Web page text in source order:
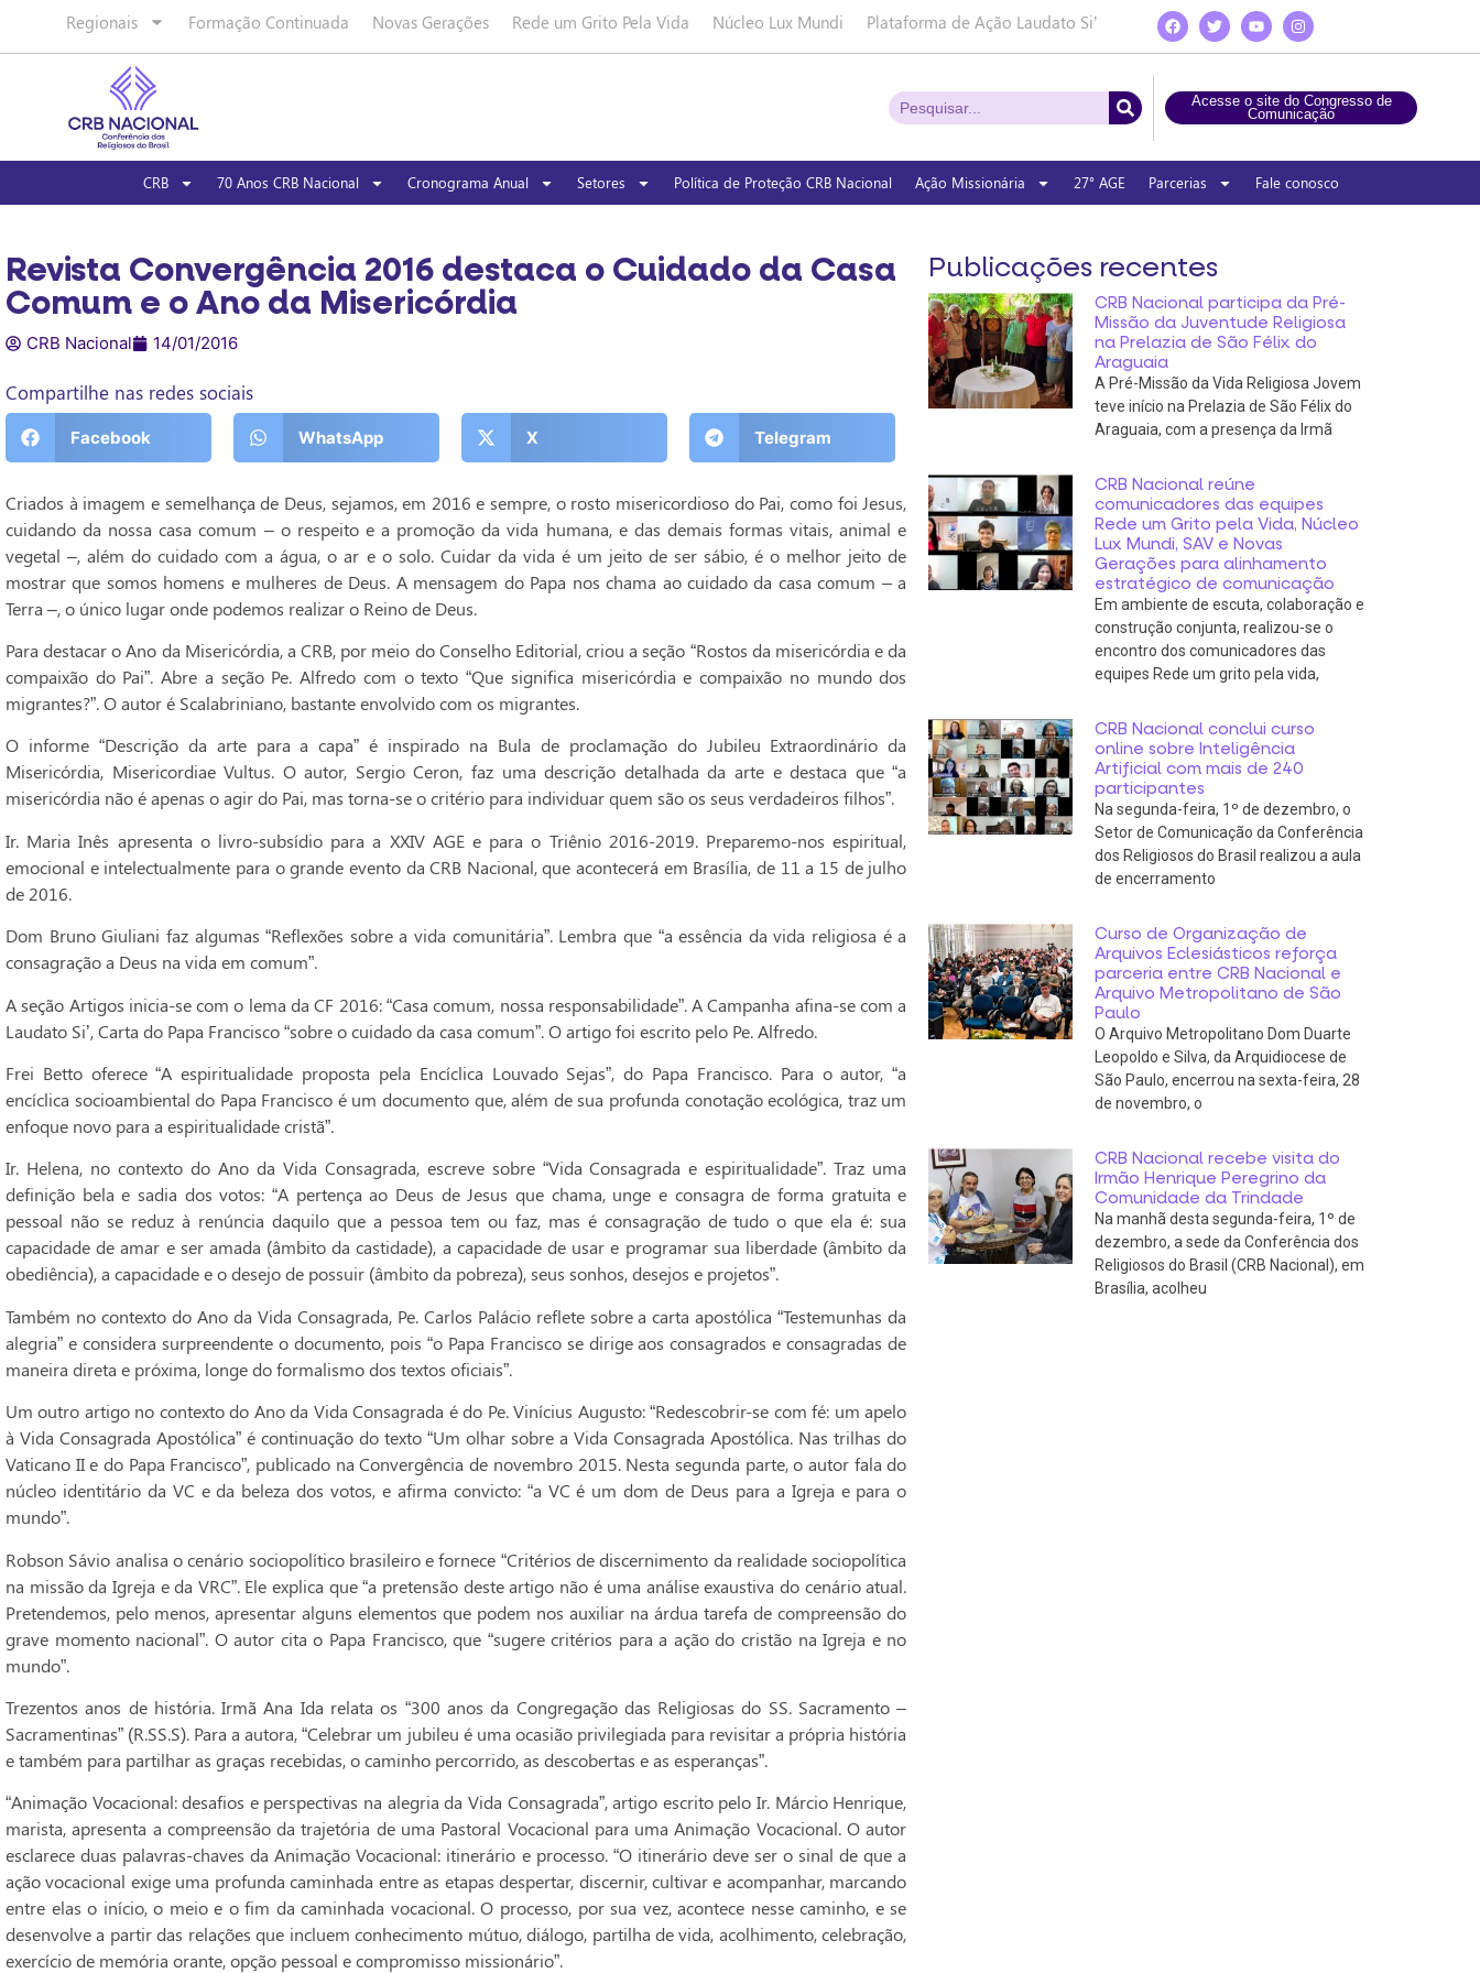
Regionais Formação Continuada Novas Gerações Rede um Grito Pela Vida Núcleo Lux Mundi Plataforma de Ação Laudato Si’
Acesse o site do Congresso de
Comunicação
CRB 70 Anos CRB Nacional Cronograma Anual Setores Política de Proteção CRB Nacional Ação Missionária 27° AGE Parcerias Fale conosco
Revista Convergência 2016 destaca o Cuidado da Casa
Comum e o Ano da Misericórdia
CRB Nacional 14/01/2016
Compartilhe nas redes sociais
Facebook WhatsApp X Telegram
Criados à imagem e semelhança de Deus, sejamos, em 2016 e sempre, o rosto misericordioso do Pai, como foi Jesus,
cuidando da nossa casa comum – o respeito e a promoção da vida humana, e das demais formas vitais, animal e
vegetal –, além do cuidado com a água, o ar e o solo. Cuidar da vida é um jeito de ser sábio, é o melhor jeito de
mostrar que somos homens e mulheres de Deus. A mensagem do Papa nos chama ao cuidado da casa comum – a
Terra –, o único lugar onde podemos realizar o Reino de Deus.
Para destacar o Ano da Misericórdia, a CRB, por meio do Conselho Editorial, criou a seção “Rostos da misericórdia e da
compaixão do Pai”. Abre a seção Pe. Alfredo com o texto “Que significa misericórdia e compaixão no mundo dos
migrantes?”. O autor é Scalabriniano, bastante envolvido com os migrantes.
O informe “Descrição da arte para a capa” é inspirado na Bula de proclamação do Jubileu Extraordinário da
Misericórdia, Misericordiae Vultus. O autor, Sergio Ceron, faz uma descrição detalhada da arte e destaca que “a
misericórdia não é apenas o agir do Pai, mas torna-se o critério para individuar quem são os seus verdadeiros filhos”.
Ir. Maria Inês apresenta o livro-subsídio para a XXIV AGE e para o Triênio 2016-2019. Preparemo-nos espiritual,
emocional e intelectualmente para o grande evento da CRB Nacional, que acontecerá em Brasília, de 11 a 15 de julho
de 2016.
Dom Bruno Giuliani faz algumas “Reflexões sobre a vida comunitária”. Lembra que “a essência da vida religiosa é a
consagração a Deus na vida em comum”.
A seção Artigos inicia-se com o lema da CF 2016: “Casa comum, nossa responsabilidade”. A Campanha afina-se com a
Laudato Si’, Carta do Papa Francisco “sobre o cuidado da casa comum”. O artigo foi escrito pelo Pe. Alfredo.
Frei Betto oferece “A espiritualidade proposta pela Encíclica Louvado Sejas”, do Papa Francisco. Para o autor, “a
encíclica socioambiental do Papa Francisco é um documento que, além de sua profunda conotação ecológica, traz um
enfoque novo para a espiritualidade cristã”.
Ir. Helena, no contexto do Ano da Vida Consagrada, escreve sobre “Vida Consagrada e espiritualidade”. Traz uma
definição bela e sadia dos votos: “A pertença ao Deus de Jesus que chama, unge e consagra de forma gratuita e
pessoal não se reduz à renúncia daquilo que a pessoa tem ou faz, mas é consagração de tudo o que ela é: sua
capacidade de amar e ser amada (âmbito da castidade), a capacidade de usar e programar sua liberdade (âmbito da
obediência), a capacidade e o desejo de possuir (âmbito da pobreza), seus sonhos, desejos e projetos”.
Também no contexto do Ano da Vida Consagrada, Pe. Carlos Palácio reflete sobre a carta apostólica “Testemunhas da
alegria” e considera surpreendente o documento, pois “o Papa Francisco se dirige aos consagrados e consagradas de
maneira direta e próxima, longe do formalismo dos textos oficiais”.
Um outro artigo no contexto do Ano da Vida Consagrada é do Pe. Vinícius Augusto: “Redescobrir-se com fé: um apelo
à Vida Consagrada Apostólica” é continuação do texto “Um olhar sobre a Vida Consagrada Apostólica. Nas trilhas do
Vaticano II e do Papa Francisco”, publicado na Convergência de novembro 2015. Nesta segunda parte, o autor fala do
núcleo identitário da VC e da beleza dos votos, e afirma convicto: “a VC é um dom de Deus para a Igreja e para o
mundo”.
Robson Sávio analisa o cenário sociopolítico brasileiro e fornece “Critérios de discernimento da realidade sociopolítica
na missão da Igreja e da VRC”. Ele explica que “a pretensão deste artigo não é uma análise exaustiva do cenário atual.
Pretendemos, pelo menos, apresentar alguns elementos que podem nos auxiliar na árdua tarefa de compreensão do
grave momento nacional”. O autor cita o Papa Francisco, que “sugere critérios para a ação do cristão na Igreja e no
mundo”.
Trezentos anos de história. Irmã Ana Ida relata os “300 anos da Congregação das Religiosas do SS. Sacramento –
Sacramentinas” (R.SS.S). Para a autora, “Celebrar um jubileu é uma ocasião privilegiada para revisitar a própria história
e também para partilhar as graças recebidas, o caminho percorrido, as descobertas e as esperanças”.
“Animação Vocacional: desafios e perspectivas na alegria da Vida Consagrada”, artigo escrito pelo Ir. Márcio Henrique,
marista, apresenta a compreensão da trajetória de uma Pastoral Vocacional para uma Animação Vocacional. O autor
esclarece duas palavras-chaves da Animação Vocacional: itinerário e processo. “O itinerário deve ser o sinal de que a
ação vocacional exige uma profunda caminhada entre as etapas despertar, discernir, cultivar e acompanhar, marcando
entre elas o início, o meio e o fim da caminhada vocacional. O processo, por sua vez, acontece nesse caminho, e se
desenvolve a partir das relações que incluem conhecimento mútuo, diálogo, partilha de vida, acolhimento, celebração,
exercício de memória orante, opção pessoal e compromisso missionário”.
Publicações recentes
CRB Nacional participa da Pré-
Missão da Juventude Religiosa
na Prelazia de São Félix do
Araguaia
A Pré-Missão da Vida Religiosa Jovem
teve início na Prelazia de São Félix do
Araguaia, com a presença da Irmã
CRB Nacional reúne
comunicadores das equipes
Rede um Grito pela Vida, Núcleo
Lux Mundi, SAV e Novas
Gerações para alinhamento
estratégico de comunicação
Em ambiente de escuta, colaboração e
construção conjunta, realizou-se o
encontro dos comunicadores das
equipes Rede um grito pela vida,
CRB Nacional conclui curso
online sobre Inteligência
Artificial com mais de 240
participantes
Na segunda-feira, 1º de dezembro, o
Setor de Comunicação da Conferência
dos Religiosos do Brasil realizou a aula
de encerramento
Curso de Organização de
Arquivos Eclesiásticos reforça
parceria entre CRB Nacional e
Arquivo Metropolitano de São
Paulo
O Arquivo Metropolitano Dom Duarte
Leopoldo e Silva, da Arquidiocese de
São Paulo, encerrou na sexta-feira, 28
de novembro, o
CRB Nacional recebe visita do
Irmão Henrique Peregrino da
Comunidade da Trindade
Na manhã desta segunda-feira, 1º de
dezembro, a sede da Conferência dos
Religiosos do Brasil (CRB Nacional), em
Brasília, acolheu